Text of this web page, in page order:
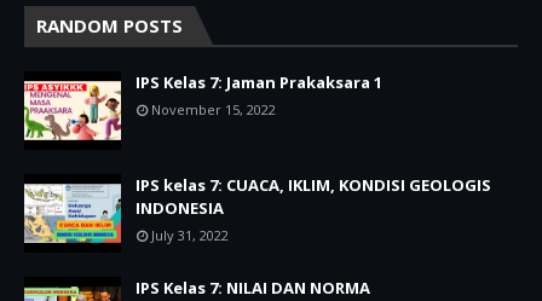
RANDOM POSTS
IPS Kelas 7: Jaman Prakaksara 1
November 15, 2022
IPS kelas 7: CUACA, IKLIM, KONDISI GEOLOGIS
INDONESIA
July 31, 2022
IPS Kelas 7: NILAI DAN NORMA